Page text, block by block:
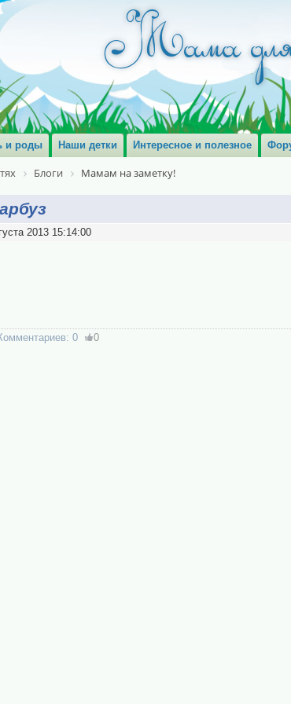
и роды Наши детки Интересное и полезное
Блоги Мамам на заметку!
2013 15:14:00
0 0